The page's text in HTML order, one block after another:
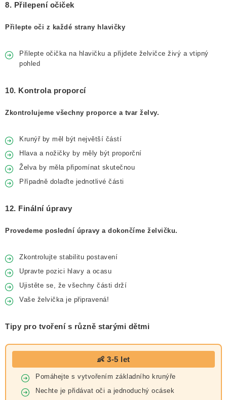
8. Přilepení očiček
Přilepte oči z každé strany hlavičky
Přilepte očička na hlavičku a přijdete želvičce živý a vtipný
pohled
10. Kontrola proporcí
Zkontrolujeme všechny proporce a tvar želvy.
Krunýř by měl být největší částí
Hlava a nožičky by měly být proporční
Želva by měla připomínat skutečnou
Případně dolaďte jednotlivé části
12. Finální úpravy
Provedeme poslední úpravy a dokončíme želvičku.
Zkontrolujte stabilitu postavení
Upravte pozici hlavy a ocasu
Ujistěte se, že všechny části drží
Vaše želvička je připravená!
Tipy pro tvoření s různě starými dětmi
👶 3-5 let
Pomáhejte s vytvořením základního krunýře
Nechte je přidávat oči a jednoduchý ocásek